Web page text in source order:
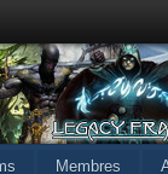
Membres